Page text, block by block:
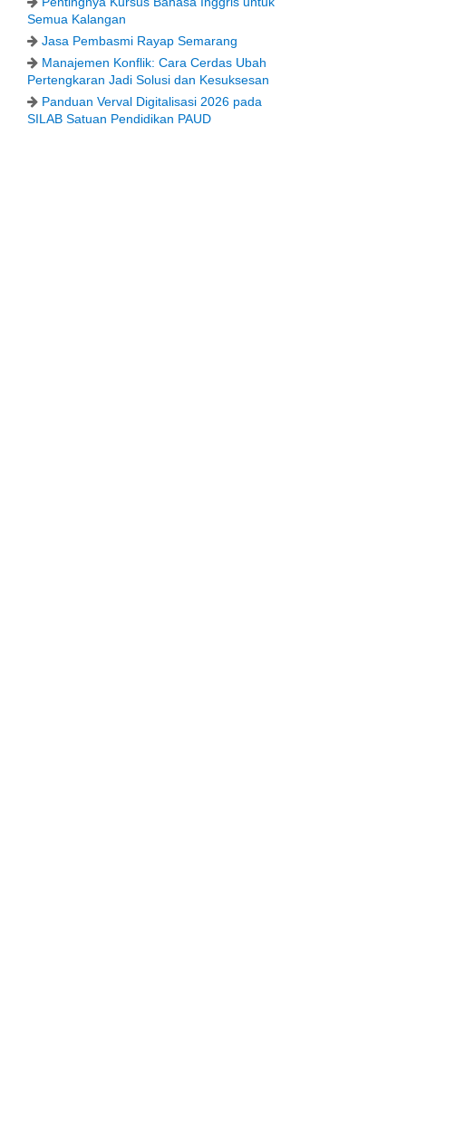
Semua Kalangan
Jasa Pembasmi Rayap Semarang
Manajemen Konflik: Cara Cerdas Ubah
Pertengkaran Jadi Solusi dan Kesuksesan
Panduan Verval Digitalisasi 2026 pada
SILAB Satuan Pendidikan PAUD